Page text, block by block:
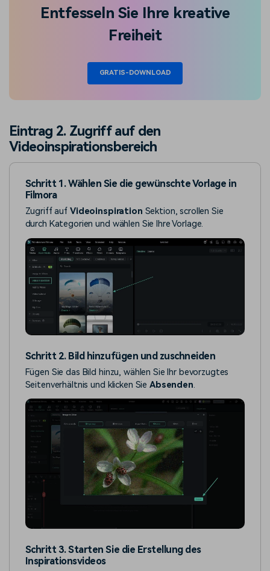
Entfesseln Sie Ihre kreative
Freiheit
GRATIS-DOWNLOAD
Eintrag 2. Zugriff auf den
Videoinspirationsbereich
Schritt 1. Wählen Sie die gewünschte Vorlage in
Filmora
Zugriff auf Videoinspiration Sektion, scrollen Sie
durch Kategorien und wählen Sie Ihre Vorlage.
Schritt 2. Bild hinzufügen und zuschneiden
Fügen Sie das Bild hinzu, wählen Sie Ihr bevorzugtes
Seitenverhältnis und klicken Sie Absenden.
Schritt 3. Starten Sie die Erstellung des
Inspirationsvideos